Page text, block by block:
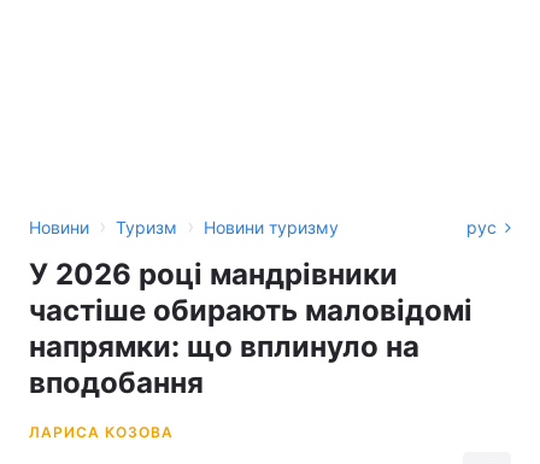
Новини › Туризм › Новини туризму рус
У 2026 році мандрівники
частіше обирають маловідомі
напрямки: що вплинуло на
вподобання
ЛАРИСА КОЗОВА